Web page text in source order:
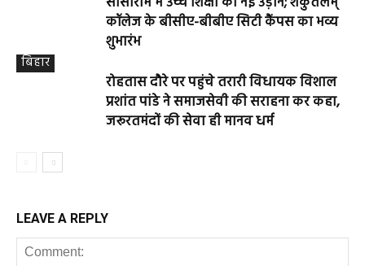
कॉलेज के बीसीए-बीबीए सिटी कैंपस का भव्य
शुभारंभ
बिहार
रोहतास दौरे पर पहुंचे तरारी विधायक विशाल
प्रशांत पांडे ने समाजसेवी की सराहना कर कहा,
जरूरतमंदों की सेवा ही मानव धर्म
LEAVE A REPLY